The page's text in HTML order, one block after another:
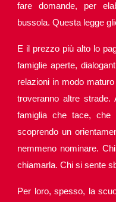
fare domande, per
bussola. Questa legge
E il prezzo più alto lo
famiglie aperte,
relazioni in modo
troveranno altre
famiglia che tace, che
scoprendo un
nemmeno nominare.
chiamarla. Chi si sente
Per loro, spesso, la